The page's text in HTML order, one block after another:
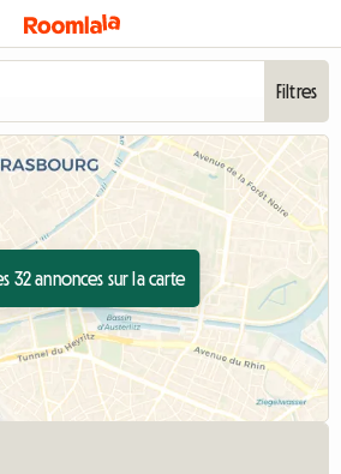
Filtres
32 annonces sur la carte